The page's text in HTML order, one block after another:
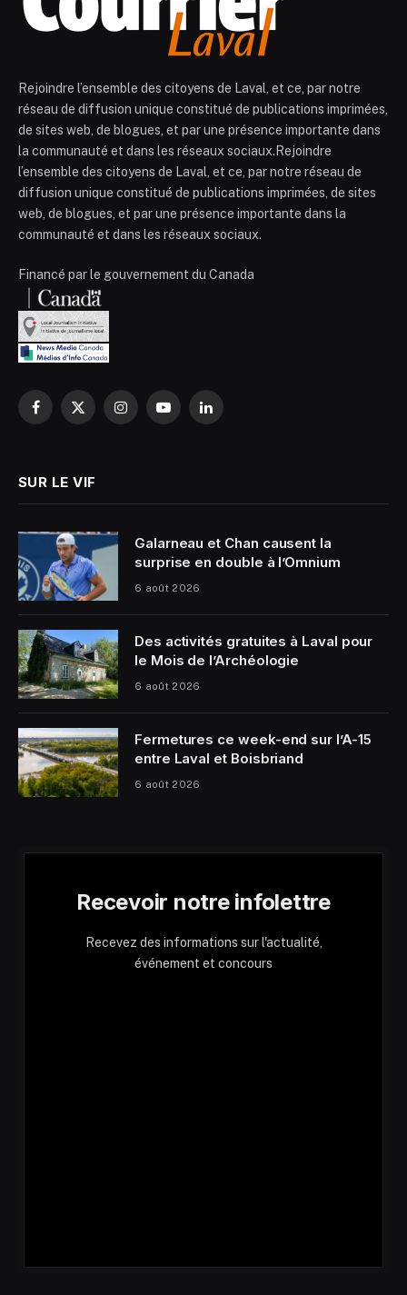
Rejoindre l’ensemble des citoyens de Laval, et ce, par notre
réseau de diffusion unique constitué de publications imprimées,
de sites web, de blogues, et par une présence importante dans
la communauté et dans les réseaux sociaux.Rejoindre
l’ensemble des citoyens de Laval, et ce, par notre réseau de
diffusion unique constitué de publications imprimées, de sites
web, de blogues, et par une présence importante dans la
communauté et dans les réseaux sociaux.
Financé par le gouvernement du Canada
Facebook
X
InstagramYouTubeLinkedIn
SUR LE VIF
Galarneau et Chan causent la
surprise en double à l’Omnium
6 août 2026
Des activités gratuites à Laval pour
le Mois de l’Archéologie
6 août 2026
Fermetures ce week-end sur l’A-15
entre Laval et Boisbriand
6 août 2026
Recevoir notre infolettre
Recevez des informations sur l'actualité,
événement et concours